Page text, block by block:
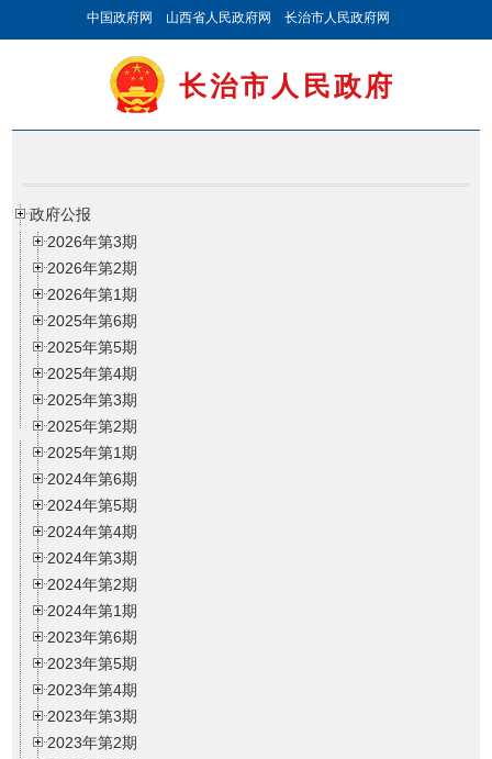
中国政府网 山西省人民政府网 长治市人民政府网
长治市人民政府
政府公报
2026年第3期
2026年第2期
2026年第1期
2025年第6期
2025年第5期
2025年第4期
2025年第3期
2025年第2期
2025年第1期
2024年第6期
2024年第5期
2024年第4期
2024年第3期
2024年第2期
2024年第1期
2023年第6期
2023年第5期
2023年第4期
2023年第3期
2023年第2期